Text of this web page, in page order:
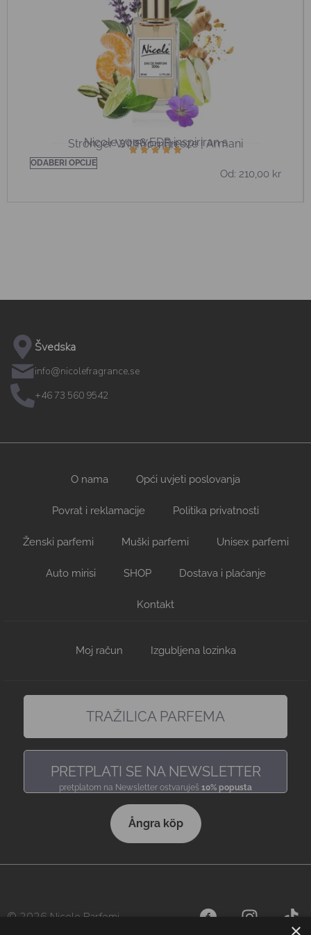
Nicole 3006 EDP inspiriran s
Stronger With You Freeze | Armani
För män
ODABERI OPCIJE
Od:210,00 kr
Švedska
info@nicolefragrance.se
+46 73 560 9542
O nama Opći uvjeti poslovanja
Povrat i reklamacije Politika privatnosti
Ženski parfemi Muški parfemi Unisex parfemi
Auto mirisi SHOP Dostava i plaćanje
Kontakt
Moj račun Izgubljena lozinka
TRAŽILICA PARFEMA
PRETPLATI SE NA NEWSLETTER
pretplatom na Newsletter ostvaruješ 10% popusta
Ångra köp
© 2026 Nicole Parfemi